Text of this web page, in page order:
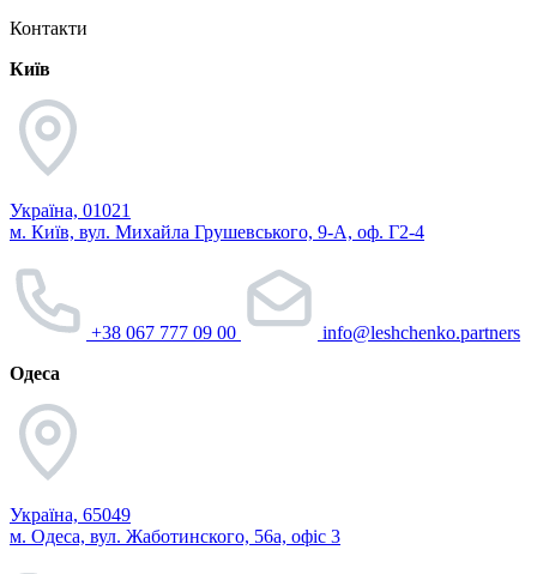
Контакти
Київ
Україна, 01021
м. Київ, вул. Михайла Грушевського, 9-А, оф. Г2-4
+38 067 777 09 00
info@leshchenko.partners
Одеса
Україна, 65049
м. Одеса, вул. Жаботинского, 56а, офіс 3